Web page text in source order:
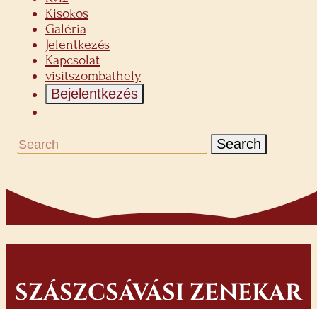
Kisokos
Galéria
Jelentkezés
Kapcsolat
visitszombathely
Bejelentkezés
Search
SZÁSZCSÁVÁSI ZENEKAR